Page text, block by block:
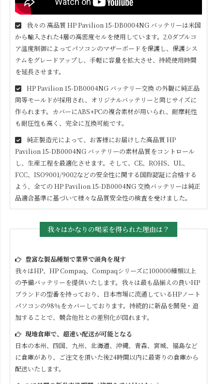
我々の 高品質 HP Pavilion 15-DB0004NG バッテリーは米国
から輸入された4層の高密度セルを使用しています。2.0ダブルコ
ア温度制御によってパソコンのマザーボードを保護し、保護シス
テムをグレードアップし、手軽に容量を拡大させ、持続使用時間
を延長させます。
HP Pavilion 15-DB0004NG バッテリー交換 の外観に純正品
同等モールドが採用され、オリジナルバッテリーと同じサイズに
作られます。カバーにABS+PCの複合素材が用いられ、耐摩耗性
も耐圧性も高く、完全に互換可能です。
純正製造元によって、お客様にお届けした高品質 HP
Pavilion 15-DB0004NG バッテリーの素材品質をコントロール
し、生産工程を最適化させます。そして、CE、ROHS、UL、
FCC、ISO9001/9002などの安全性に関する国際認証に合格する
よう、全ての HP Pavilion 15-DB0004NG交換バッテリーは純正
品適合基準に基づいて様々な品質安全性の検査を受けました。
我々はかなりの喝采を得られた理由は？
豊富な製品種類で業界で頭角を現す
我々はHP、HP Compaq、Compaqシリーズに100000種類以上
の予備バッテリーを提供いたします。我々は最も品揃えの良いHP
ブランドの型番を持っており、日本市場に流通しているHPノート
パソコンの98％をカバーしております。持続的に新品を開発・追
加することで、競合他社との差別化が図れます。
現地倉庫で、超速い配送が可能となる
日本の本州、四国、九州、北海道、沖縄、青森、宮城、福島など
に倉庫があり、ご注文を頂いた後24時間以内に最寄りの倉庫から
配送いたします。